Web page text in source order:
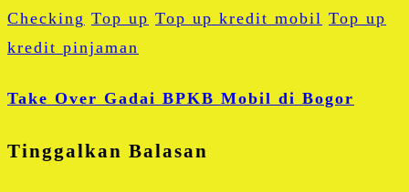
Checking Top up Top up kredit mobil Top up
kredit pinjaman
Take Over Gadai BPKB Mobil di Bogor
Tinggalkan Balasan